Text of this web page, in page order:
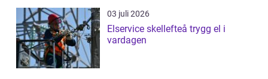
03 juli 2026
Elservice skellefteå trygg el i
vardagen